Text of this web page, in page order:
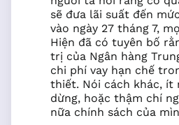
sẽ đưa lãi suất đến
vào ngày 27 tháng 7,
Hiện đã có tuyên bố
trị của Ngân hàng
chi phí vay hạn chế
thiết. Nói cách khác, ít
dừng, hoặc thậm chí
nữa chính sách của